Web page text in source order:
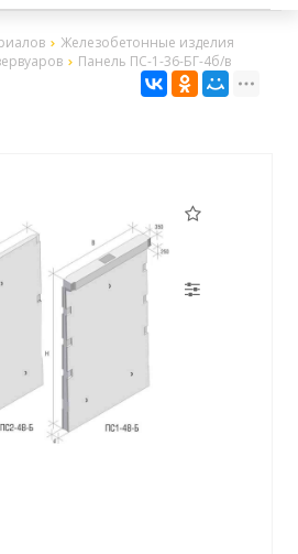
Железобетонные изделия
Панель ПС-1-36-БГ-4б/в